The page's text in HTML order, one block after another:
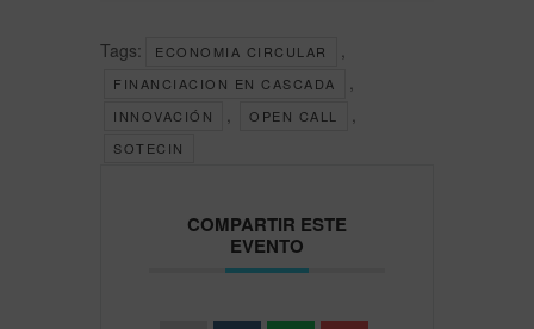
Tags: ECONOMIA CIRCULAR
FINANCIACION EN CASCADA
INNOVACIÓN OPEN CALL
SOTECIN
COMPARTIR ESTE
EVENTO